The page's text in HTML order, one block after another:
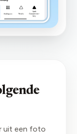
uit een foto